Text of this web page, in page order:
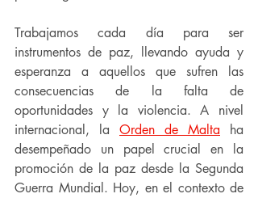
Trabajamos cada día para ser
instrumentos de paz, llevando ayuda y
esperanza a aquellos que sufren las
consecuencias de la falta de
oportunidades y la violencia. A nivel
internacional, la Orden de Malta ha
desempeñado un papel crucial en la
promoción de la paz desde la Segunda
Guerra Mundial. Hoy, en el contexto de